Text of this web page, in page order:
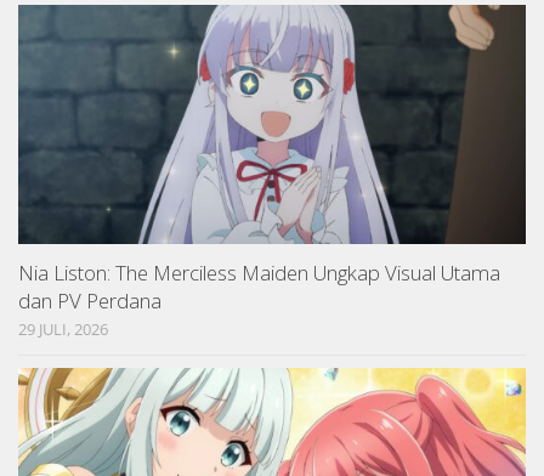
Nia Liston: The Merciless Maiden Ungkap Visual Utama
dan PV Perdana
29 JULI, 2026